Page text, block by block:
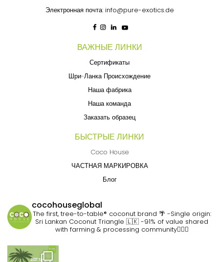
Электронная почта: info@pure-exotics.de
ВАЖНЫЕ ЛИНКИ
Сертификаты
Шри-Ланка Происхождение
Наша фабрика
Наша команда
Заказать образец
БЫСТРЫЕ ЛИНКИ
Coco House
ЧАСТНАЯ МАРКИРОВКА
Блог
cocohouseglobal
The first, tree-to-table® coconut brand 🌴 -Single origin:
Sri Lankan Coconut Triangle 🇱🇰 -91% of value shared
with farming & processing community👷🏽‍♀️